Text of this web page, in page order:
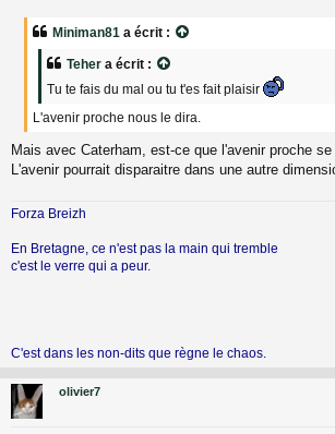
Miniman81 a écrit :
Teher a écrit :
Tu te fais du mal ou tu t'es fait plaisir
L'avenir proche nous le dira.
Mais avec Caterham, est-ce que l'avenir proche
L'avenir pourrait disparaitre dans une autre
Forza Breizh
En Bretagne, ce n'est pas la main qui tremble
c'est le verre qui a peur.
C'est dans les non-dits que règne le chaos.
olivier7